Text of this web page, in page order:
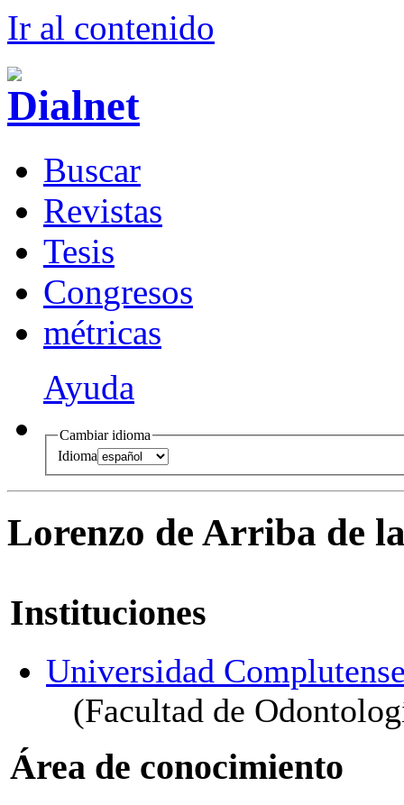
Ir al contenido
Buscar
Revistas
Tesis
Congresos
métricas
Ayuda
Cambiar idioma
Idioma
Lorenzo de Arriba de
Instituciones
Universidad
(Facultad de
Área de conocimiento